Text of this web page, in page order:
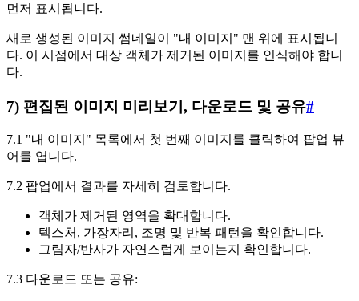
먼저 표시됩니다.
새로 생성된 이미지 썸네일이 "내 이미지" 맨 위에 표시됩니
다. 이 시점에서 대상 객체가 제거된 이미지를 인식해야 합니
다.
7) 편집된 이미지 미리보기, 다운로드 및 공유#
7.1 "내 이미지" 목록에서 첫 번째 이미지를 클릭하여 팝업 뷰
어를 엽니다.
7.2 팝업에서 결과를 자세히 검토합니다.
객체가 제거된 영역을 확대합니다.
텍스처, 가장자리, 조명 및 반복 패턴을 확인합니다.
그림자/반사가 자연스럽게 보이는지 확인합니다.
7.3 다운로드 또는 공유: